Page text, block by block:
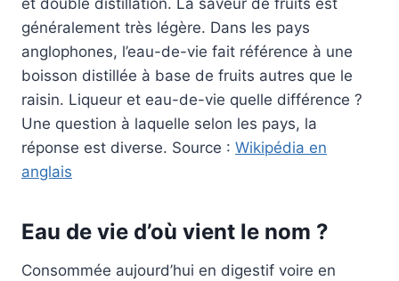
et double distillation. La saveur de fruits est
généralement très légère. Dans les pays
anglophones, l’eau-de-vie fait référence à une
boisson distillée à base de fruits autres que le
raisin. Liqueur et eau-de-vie quelle différence ?
Une question à laquelle selon les pays, la
réponse est diverse. Source : Wikipédia en
anglais
Eau de vie d’où vient le nom ?
Consommée aujourd’hui en digestif voire en